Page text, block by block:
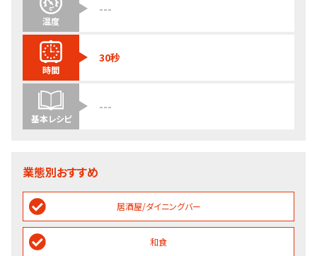
温度
---
時間
30秒
基本レシピ
---
業態別おすすめ
居酒屋/ダイニングバー
和食